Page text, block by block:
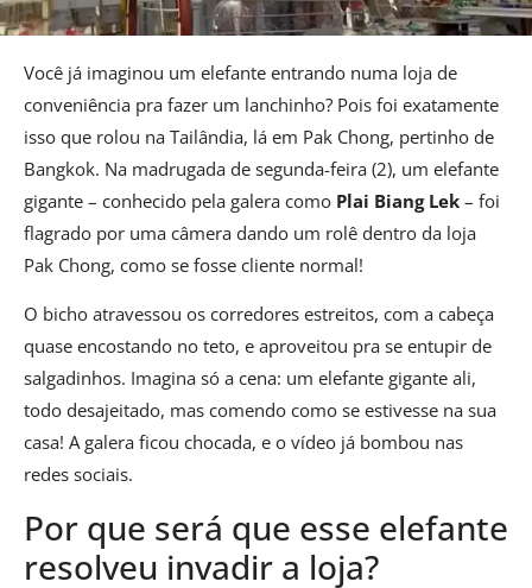
Você já imaginou um elefante entrando numa loja de
conveniência pra fazer um lanchinho? Pois foi exatamente
isso que rolou na Tailândia, lá em Pak Chong, pertinho de
Bangkok. Na madrugada de segunda-feira (2), um elefante
gigante – conhecido pela galera como Plai Biang Lek – foi
flagrado por uma câmera dando um rolê dentro da loja
Pak Chong, como se fosse cliente normal!
O bicho atravessou os corredores estreitos, com a cabeça
quase encostando no teto, e aproveitou pra se entupir de
salgadinhos. Imagina só a cena: um elefante gigante ali,
todo desajeitado, mas comendo como se estivesse na sua
casa! A galera ficou chocada, e o vídeo já bombou nas
redes sociais.
Por que será que esse elefante
resolveu invadir a loja?